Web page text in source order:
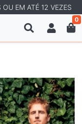
EM ATÉ 12 VEZES
0